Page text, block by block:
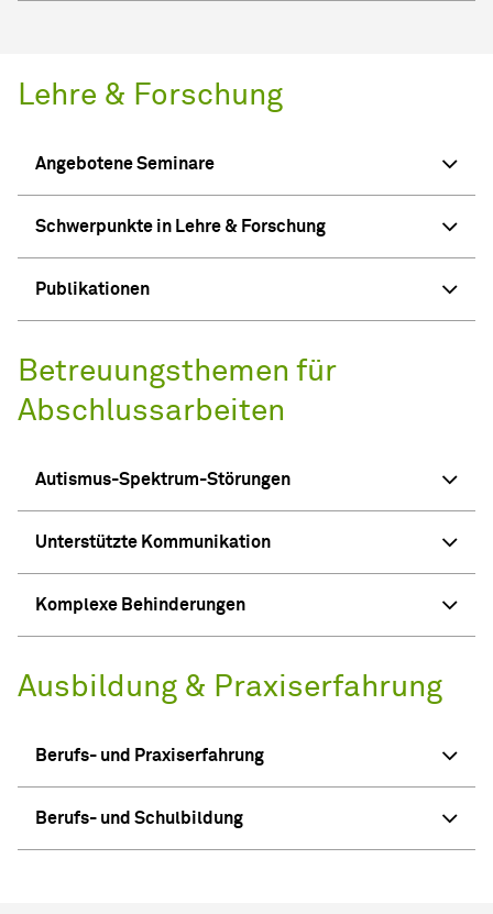
Lehre & Forschung
Angebotene Seminare
Schwerpunkte in Lehre & Forschung
Publikationen
Betreuungsthemen für
Abschlussarbeiten
Autismus-Spektrum-Störungen
Unterstützte Kommunikation
Komplexe Behinderungen
Ausbildung & Praxiserfahrung
Berufs- und Praxiserfahrung
Berufs- und Schulbildung